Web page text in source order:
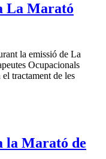
La Marató
la emissió de La
Ocupacionals
tractament de les
la Marató de